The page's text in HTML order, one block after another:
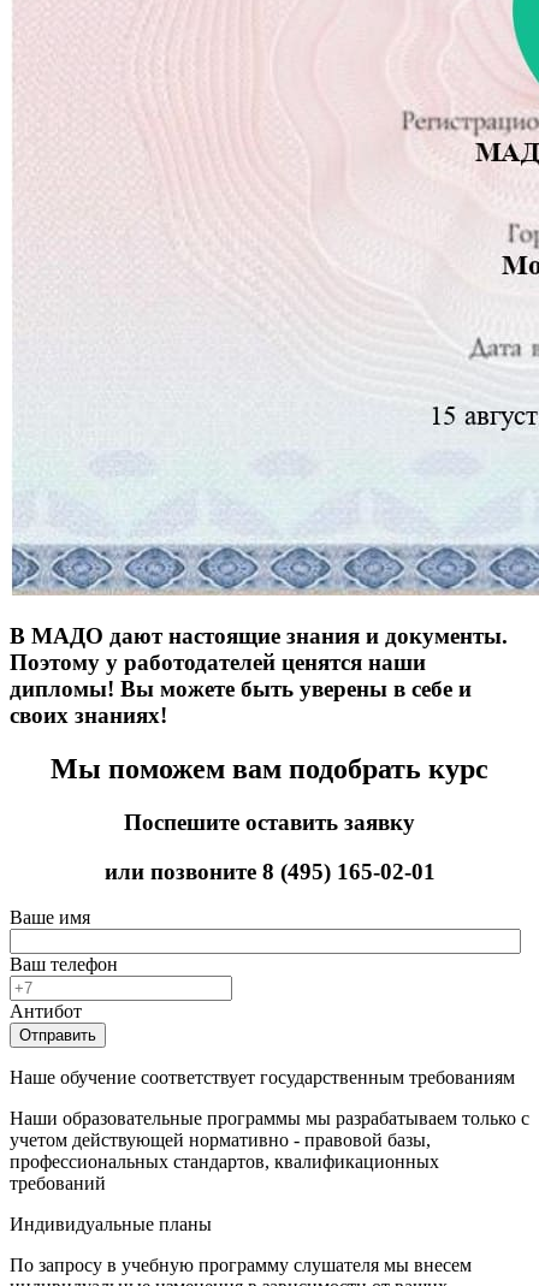
В МАДО дают настоящие знания и документы.
Поэтому у работодателей ценятся наши
дипломы! Вы можете быть уверены в себе и
своих знаниях!
Мы поможем вам подобрать курс
Поспешите оставить заявку
или позвоните 8 (495) 165-02-01
Ваше имя
Ваш телефон
Антибот
Отправить
Наше обучение соответствует государственным требованиям
Наши образовательные программы мы разрабатываем только с
учетом действующей нормативно - правовой базы,
профессиональных стандартов, квалификационных
требований
Индивидуальные планы
По запросу в учебную программу слушателя мы внесем